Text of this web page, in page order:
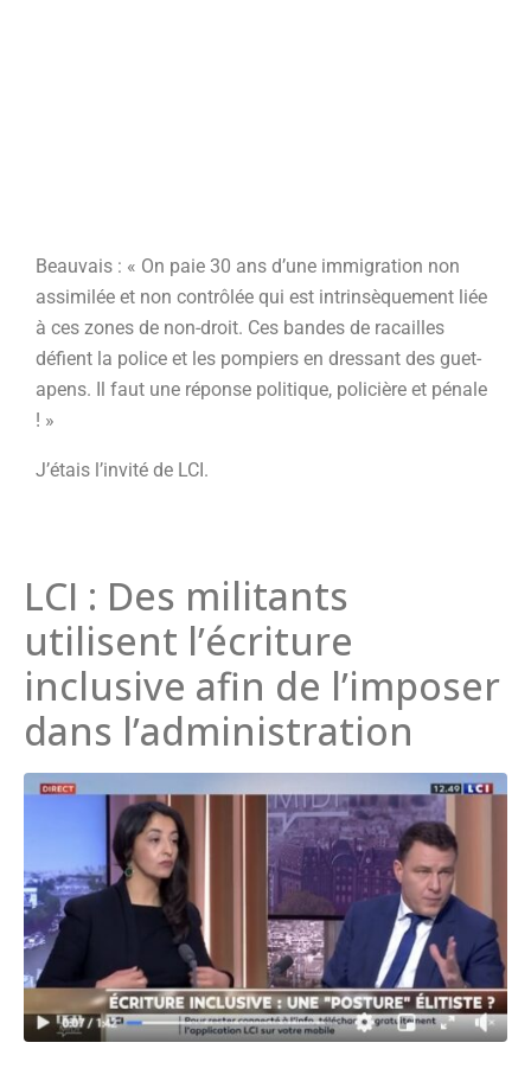
Beauvais : « On paie 30 ans d’une immigration non
assimilée et non contrôlée qui est intrinsèquement liée
à ces zones de non-droit. Ces bandes de racailles
défient la police et les pompiers en dressant des guet-
apens. Il faut une réponse politique, policière et pénale
! »
J’étais l’invité de LCI.
LCI : Des militants
utilisent l’écriture
inclusive afin de l’imposer
dans l’administration